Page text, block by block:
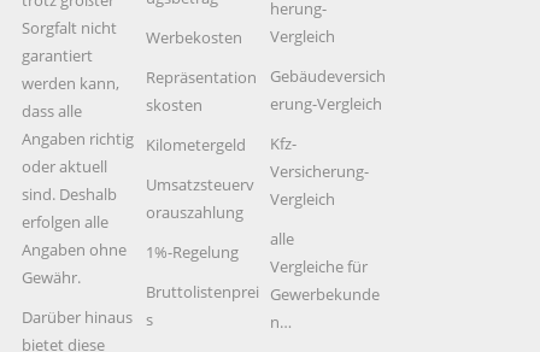
Sorgfalt nicht
garantiert
werden kann,
dass alle
Angaben richtig
oder aktuell
sind. Deshalb
erfolgen alle
Angaben ohne
Gewähr.
Darüber hinaus
bietet diese
Werbekosten
Repräsentation
skosten
Kilometergeld
Umsatzsteuerv
orauszahlung
1%-Regelung
Bruttolistenprei
s
herung-
Vergleich
Gebäudeversich
erung-Vergleich
Kfz-
Versicherung-
Vergleich
alle
Vergleiche für
Gewerbekunde
n…